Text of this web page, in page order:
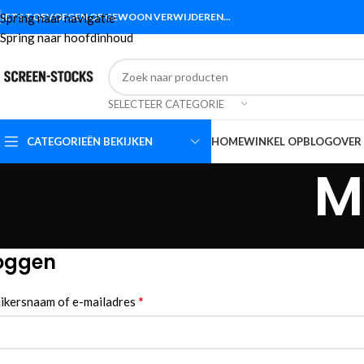
Spring naar navigatie
Spring naar hoofdinhoud
IETS TOEVOEGEN OF GEWOON VERWIJDEREN...
SELECTEER CATEGORIE
CATEGORIEËN BEKIJKEN HOMEWINKEL OPBLOG
of e-mailadres *